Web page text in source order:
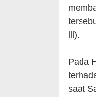
lll).
Pada
saat